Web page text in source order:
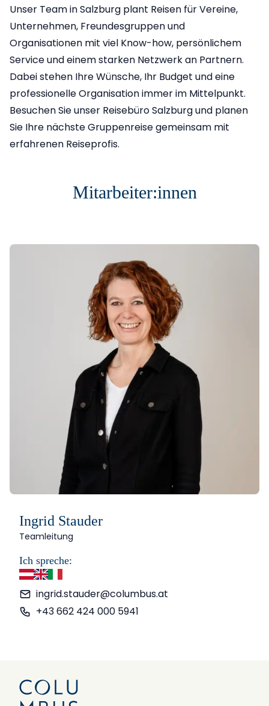
Unser Team in Salzburg plant Reisen für Vereine,
Unternehmen, Freundesgruppen und
Organisationen mit viel Know-how, persönlichem
Service und einem starken Netzwerk an Partnern.
Dabei stehen Ihre Wünsche, Ihr Budget und eine
professionelle Organisation immer im Mittelpunkt.
Besuchen Sie unser Reisebüro Salzburg und planen
Sie Ihre nächste Gruppenreise gemeinsam mit
erfahrenen Reiseprofis.
Mitarbeiter:innen
Ingrid Stauder
Teamleitung
Ich spreche:
ingrid.stauder@columbus.at
+43 662 424 000 5941